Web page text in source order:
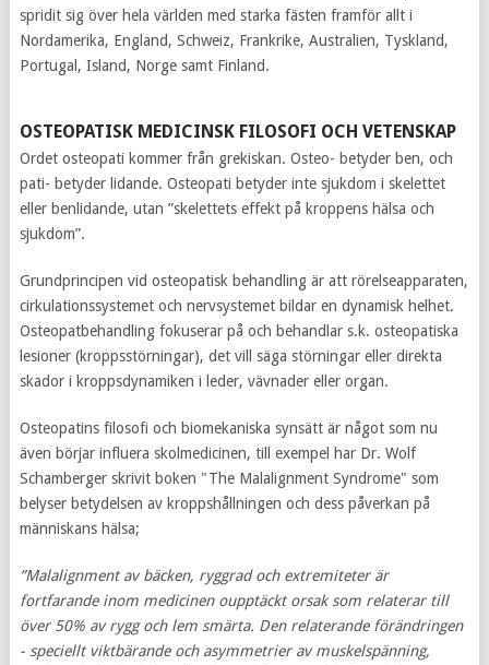
spridit sig över hela världen med starka fästen framför allt i
Nordamerika, England, Schweiz, Frankrike, Australien, Tyskland,
Portugal, Island, Norge samt Finland.
OSTEOPATISK MEDICINSK FILOSOFI OCH VETENSKAP
Ordet osteopati kommer från grekiskan. Osteo- betyder ben, och
pati- betyder lidande. Osteopati betyder inte sjukdom i skelettet
eller benlidande, utan ”skelettets effekt på kroppens hälsa och
sjukdom”.
Grundprincipen vid osteopatisk behandling är att rörelseapparaten,
cirkulationssystemet och nervsystemet bildar en dynamisk helhet.
Osteopatbehandling fokuserar på och behandlar s.k. osteopatiska
lesioner (kroppsstörningar), det vill säga störningar eller direkta
skador i kroppsdynamiken i leder, vävnader eller organ.
Osteopatins filosofi och biomekaniska synsätt är något som nu
även börjar influera skolmedicinen, till exempel har Dr. Wolf
Schamberger skrivit boken "The Malalignment Syndrome" som
belyser betydelsen av kroppshållningen och dess påverkan på
människans hälsa;
”Malalignment av bäcken, ryggrad och extremiteter är
fortfarande inom medicinen oupptäckt orsak som relaterar till
över 50% av rygg och lem smärta. Den relaterande förändringen
- speciellt viktbärande och asymmetrier av muskelspänning,